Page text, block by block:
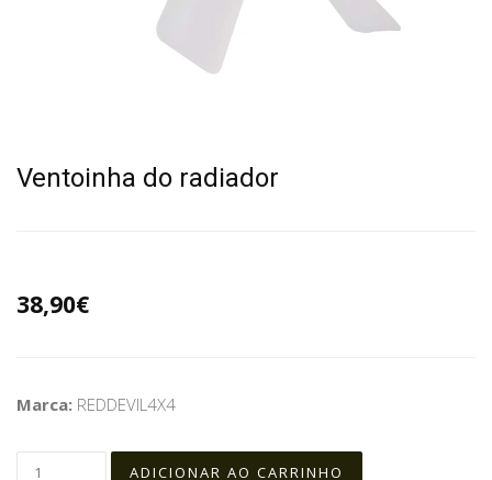
Ventoinha do radiador
38,90€
Marca: REDDEVIL4X4